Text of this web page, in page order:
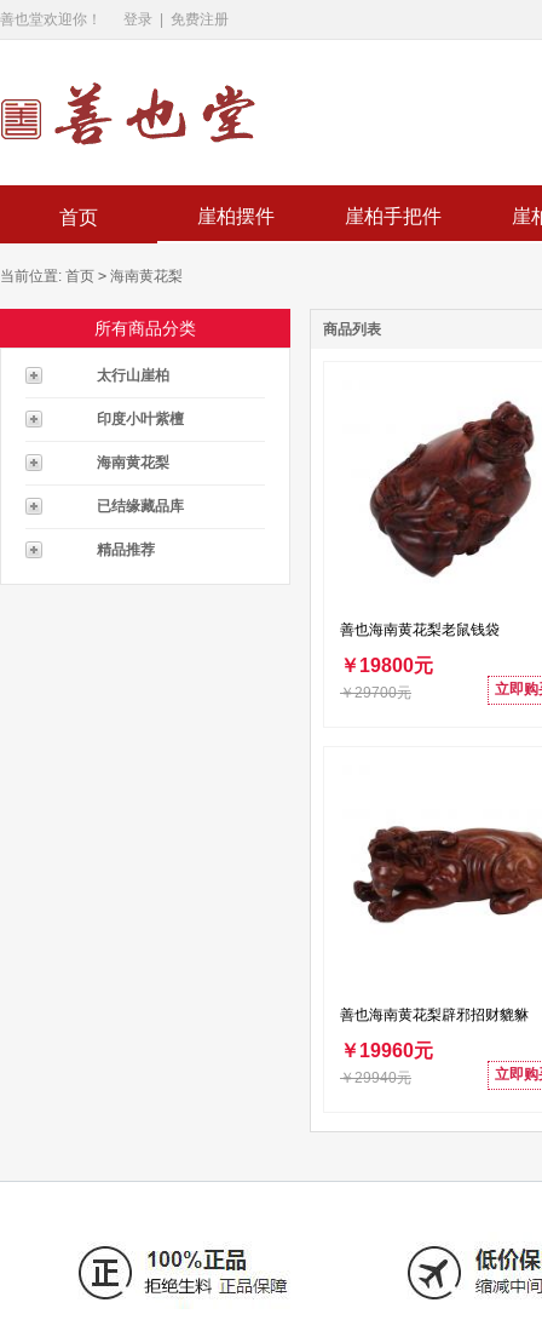
善也堂欢迎你！ 登录 免费注册
首页 崖柏摆件 崖柏手把件 崖
当前位置: 首页 > 海南黄花梨
所有商品分类
太行山崖柏
印度小叶紫檀
海南黄花梨
已结缘藏品库
精品推荐
商品列表
善也海南黄花梨老鼠钱袋
￥19800元
￥29700元 立即购
善也海南黄花梨辟邪招财貔貅
￥19960元
￥29940元 立即购